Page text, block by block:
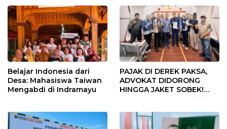
Belajar Indonesia dari
Desa: Mahasiswa Taiwan
Mengabdi di Indramayu
PAJAK DI DEREK PAKSA,
ADVOKAT DIDORONG
HINGGA JAKET SOBEK!
Pekanbaru!